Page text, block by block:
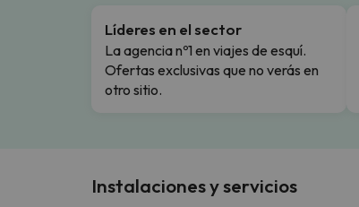
Líderes en el sector
La agencia nº1 en viajes de esquí.
Ofertas exclusivas que no verás en
otro sitio.
Instalaciones y servicios